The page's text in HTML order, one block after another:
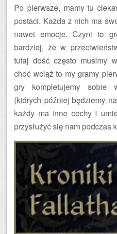
Po pierwsze, mamy tu
postaci. Każda z nich ma
nawet emocje. Czyni to
bardziej, że w
tutaj dość często musimy
choć wciąż to my gramy
gry kompletujemy sobie
(których później będziemy
każdy ma inne cechy i
przysłużyć się nam podczas